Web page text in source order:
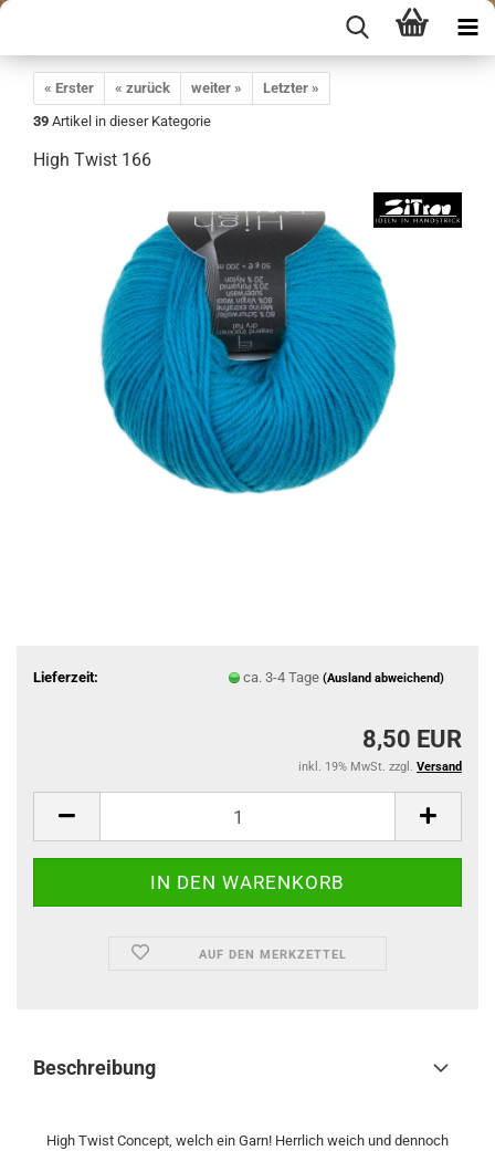
« Erster « zurück weiter »
Letzter »
39 Artikel in dieser Kategorie
High Twist 166
Lieferzeit: ca. 3-4 Tage (Ausland abweichend)
8,50 EUR
inkl. 19% MwSt. zzgl. Versand
AUF DEN MERKZETTEL
Beschreibung
High Twist Concept, welch ein Garn! Herrlich weich und dennoch